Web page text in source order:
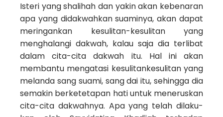
Isteri yang shalihah dan yakin akan kebenaran
apa yang didakwahkan suaminya, akan dapat
meringan­kan kesulitan-kesulitan yang
menghalangi dakwah, kalau saja dia terlibat
dalam cita-cita dakwah itu. Hal ini akan
membantu mengatasi kesulitan­kesulitan yang
melanda sang suami, sang dai itu, sehingga dia
semakin berketetapan hati untuk meneruskan
cita-cita dakwahnya. Apa yang telah dilaku­